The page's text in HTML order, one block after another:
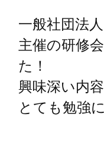
一般社団法
主催の研修
た！
興味深い内
とても勉強